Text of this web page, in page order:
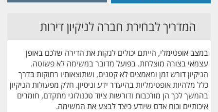
המדריך לבחירת חברה לניקיון דירות
במצב אופטימלי, הייתם יכולים לנקות את הדירה שלכם באופן
עצמאי בצורה מוצלחת. בפועל מדובר במשימה לא פשוטה.
הניקיון דורש זמן ומאמצים לא קטנים, ושתוצאותיו רחוקות בדרך
כלל מלהיות אופטימליות בהיעדר ידע וניסיון. חלק מפעולות הניקיון
בהמשך לכך הן מורכבות ודורשות ציוד טכנולוגי מתקדם, חומרים
איכותיים וכוח אדם שיודע כיצד לבצע את המשימה.